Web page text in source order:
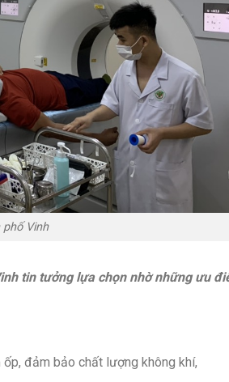
Vinh
tin tưởng lựa chọn nhờ những ưu
đảm bảo chất lượng không khí,